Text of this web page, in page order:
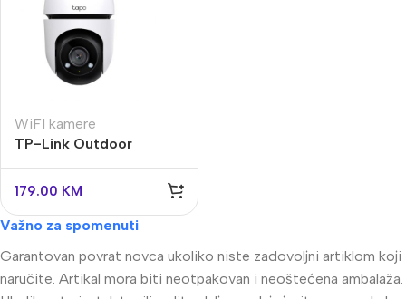
WiFI kamere
TP-Link Outdoor
Pan/Tilt Wi-Fi Camera
Tapo C500
179.00 KM
Važno za spomenuti
Garantovan povrat novca ukoliko niste zadovoljni artiklom koji
naručite. Artikal mora biti neotpakovan i neoštećena ambalaža.